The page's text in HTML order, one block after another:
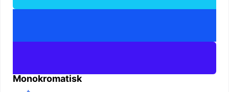
Monokromatisk